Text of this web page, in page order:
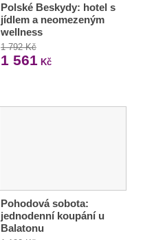
Polské Beskydy: hotel s
jídlem a neomezeným
wellness
1 792 Kč
1 561 Kč
Pohodová sobota:
jednodenní koupání u
Balatonu